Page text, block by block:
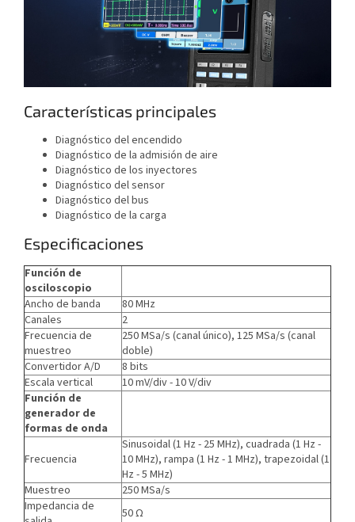
Características principales
Diagnóstico del encendido
Diagnóstico de la admisión de aire
Diagnóstico de los inyectores
Diagnóstico del sensor
Diagnóstico del bus
Diagnóstico de la carga
Especificaciones
Función de
osciloscopio
Ancho de banda
80 MHz
Canales
2
Frecuencia de
muestreo
250 MSa/s (canal único), 125 MSa/s (canal
doble)
Convertidor A/D
8 bits
Escala vertical
10 mV/div - 10 V/div
Función de
generador de
formas de onda
Frecuencia
Sinusoidal (1 Hz - 25 MHz), cuadrada (1 Hz -
10 MHz), rampa (1 Hz - 1 MHz), trapezoidal (1
Hz - 5 MHz)
Muestreo
250 MSa/s
Impedancia de
50 Ω